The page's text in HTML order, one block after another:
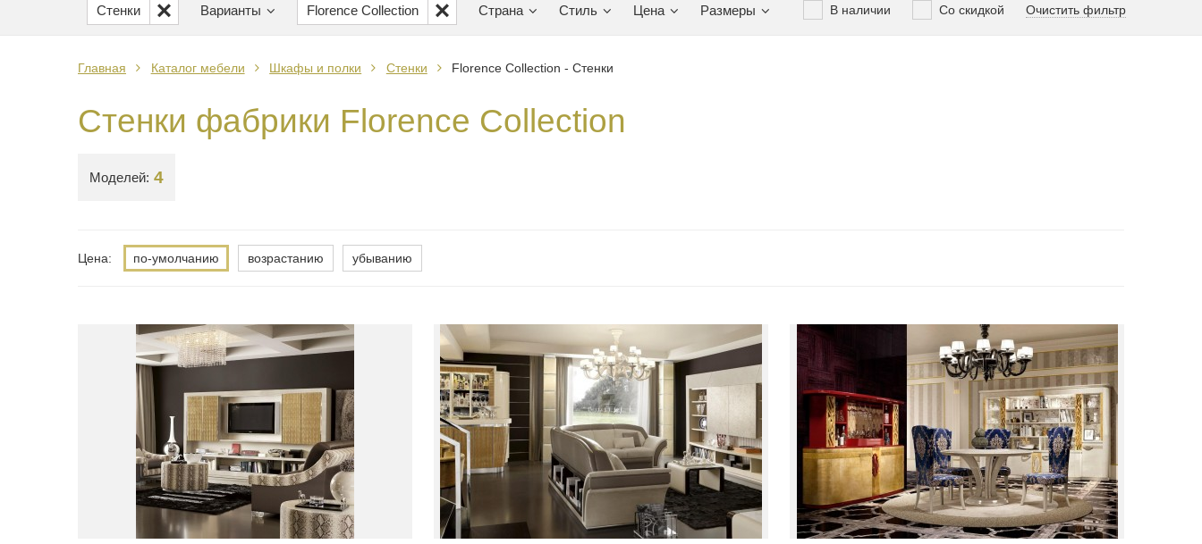
Стенки Варианты Florence Collection Страна Стиль Цена Размеры Очистить фильтр
Со скидкой
В наличии
Главная Каталог мебели Шкафы и полки Стенки Florence Collection - Стенки
Стенки фабрики Florence Collection
Моделей: 4
Цена: по-умолчанию возрастанию убыванию